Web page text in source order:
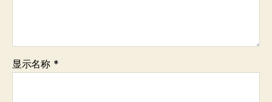
显示名称 *